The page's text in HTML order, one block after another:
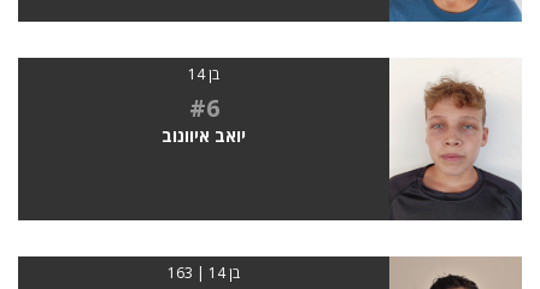
בן 14
#6
יואב איוונוב
בן 14 | 163